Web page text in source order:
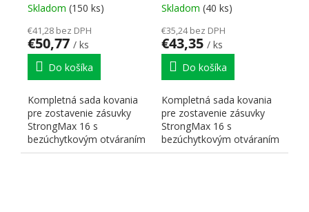
Skladom (150 ks)
€41,28 bez DPH
€50,77 / ks
Do košíka
Kompletná sada kovania
pre zostavenie zásuvky
StrongMax 16 s
bezúchytkovým otváraním
"PUSH". Nutné doplniť
Skladom (40 ks)
€35,24 bez DPH
€43,35 / ks
Do košíka
Kompletná sada kovania
pre zostavenie zásuvky
StrongMax 16 s
bezúchytkovým otváraním
"PUSH". Nutné doplniť